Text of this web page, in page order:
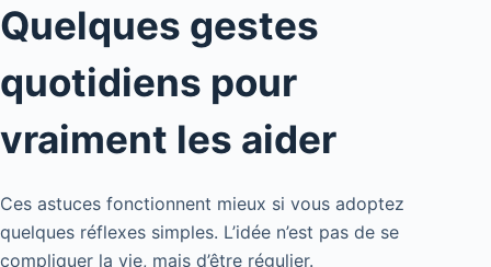
Quelques gestes
quotidiens pour
vraiment les aider
Ces astuces fonctionnent mieux si vous adoptez
quelques réflexes simples. L’idée n’est pas de se
compliquer la vie, mais d’être régulier.